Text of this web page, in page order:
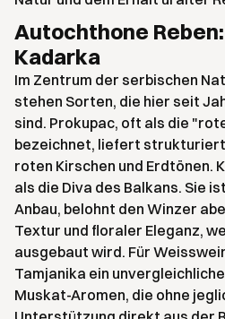
Autochthone
Kadarka
Im Zentrum der serbischen
stehen Sorten, die hier seit
sind. Prokupac, oft als die
bezeichnet, liefert
roten Kirschen und Erdtönen.
als die Diva des Balkans. Sie
Anbau, belohnt den Winzer
Textur und floraler Eleganz,
ausgebaut wird. Für
Tamjanika ein
Muskat-Aromen, die ohne